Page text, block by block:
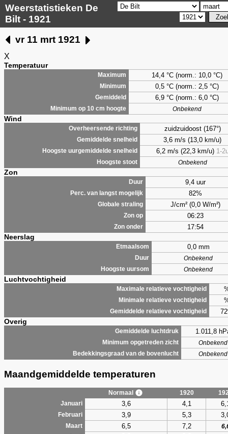
Weerstatistieken De
Bilt - 1921
vr 11 mrt 1921
X
Temperatuur
Maximum 14,4 °C (norm.: 10,0 °C)
Minimum 0,5°C (norm.: 2,5 °C)
Gemiddeld 6,9°C (norm.: 6,0 °C)
Minimum op 10 cm hoogte Onbekend
Wind
Overheersende richting zuidzuidoost (167°)
Gemiddelde snelheid 3,6 m/s (13,0 km/u)
Hoogste uurgemiddelde snelheid 6,2 m/s (22,3 km/u) 1-
Hoogste stoot Onbekend
Zon
Duur 9,4 uur
Perc. van langst mogelijk 82%
Globale straling J/cm² (0,0 W/m²)
Zon op 06:23
Zon onder 17:54
Neerslag
Etmaalsom 0,0 mm
Duur
Onbekend
Hoogste uursom
Onbekend
Luchtvochtigheid
Maximale relatieve vochtigheid
Minimale relatieve vochtigheid
Gemiddelde relatieve vochtigheid
Overig
Gemiddelde luchtdruk 1.011,8
Minimum opgetreden zicht
Onbekend
Bedekkingsgraad van de bovenlucht
Onbekend
Maandgemiddelde temperaturen
Normaal 1920
Januari
3,6 4,1
Februari 3,9 5,3
Maart 6,5 7,2